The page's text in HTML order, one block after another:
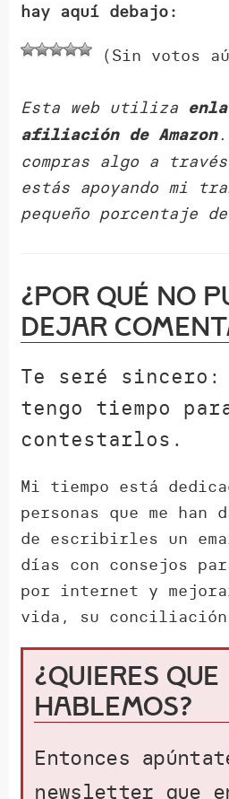
hay aquí debajo:
(Sin votos
Esta web utiliza
afiliación de Amazon.
compras algo a
estás apoyando mi
pequeño porcentaje
¿Por qué NO
dejar
Te seré sincero:
tengo tiempo
contestarlos.
Mi tiempo está
personas que me han
de escribirles un
días con consejos
por internet y
vida, su
¿Quieres que
hablemos?
Entonces
newsletter que